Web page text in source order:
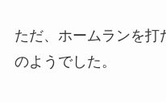
ただ、ホームランを打
のようでした。